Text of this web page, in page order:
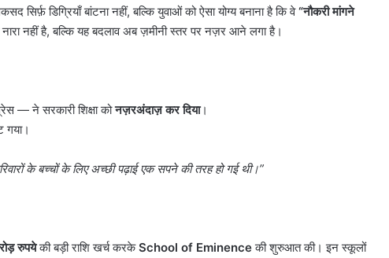
सिर्फ़ डिग्रियाँ बांटना नहीं, बल्कि युवाओं को ऐसा योग्य बनाना है कि वे“नौकरी मांगने
नहीं है, बल्कि यह बदलाव अब ज़मीनी स्तर पर नज़र आने लगा है।
— ने सरकारी शिक्षा कोनज़रअंदाज़ कर दिया।
गया।
के बच्चों के लिए अच्छी पढ़ाई एक सपने की तरह हो गई थी।”
रुपयेकी बड़ी राशि खर्च करकेSchool of Eminenceकी शुरुआत की। इन स्कूलों